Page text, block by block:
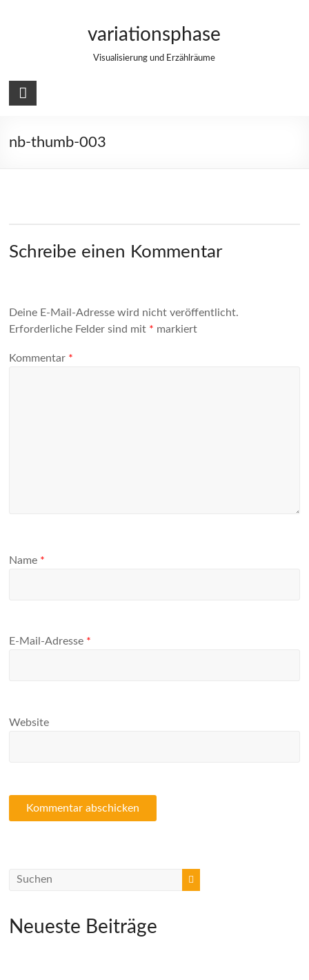
variationsphase
Visualisierung und Erzählräume
nb-thumb-003
Schreibe einen Kommentar
Deine E-Mail-Adresse wird nicht veröffentlicht.
Erforderliche Felder sind mit * markiert
Kommentar *
Name *
E-Mail-Adresse *
Website
Neueste Beiträge